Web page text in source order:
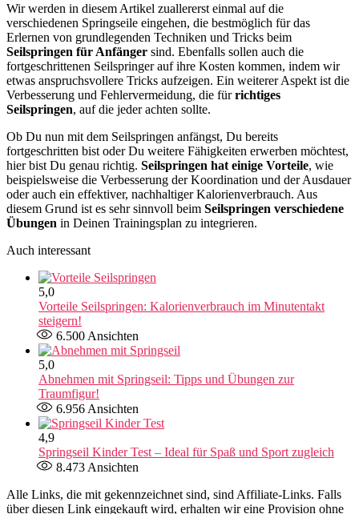
Wir werden in diesem Artikel zuallererst einmal auf die
verschiedenen Springseile eingehen, die bestmöglich für das
Erlernen von grundlegenden Techniken und Tricks beim
Seilspringen für Anfänger sind. Ebenfalls sollen auch die
fortgeschrittenen Seilspringer auf ihre Kosten kommen, indem wir
etwas anspruchsvollere Tricks aufzeigen. Ein weiterer Aspekt ist die
Verbesserung und Fehlervermeidung, die fürrichtiges
Seilspringen, auf die jeder achten sollte.
Ob Du nun mit dem Seilspringen anfängst, Du bereits
fortgeschritten bist oder Du weitere Fähigkeiten erwerben möchtest,
hier bist Du genau richtig. Seilspringen hat einige Vorteile, wie
beispielsweise die Verbesserung der Koordination und der Ausdauer
oder auch ein effektiver, nachhaltiger Kalorienverbrauch. Aus
diesem Grund ist es sehr sinnvoll beim Seilspringen verschiedene
Übungen in Deinen Trainingsplan zu integrieren.
Auch interessant
5,0
Vorteile Seilspringen: Kalorienverbrauch im Minutentakt
steigern!
6.500 Ansichten
5,0
Abnehmen mit Springseil: Tipps und Übungen zur
Traumfigur!
6.956 Ansichten
4,9
Springseil Kinder Test – Ideal für Spaß und Sport zugleich
8.473 Ansichten
Alle Links, die mit gekennzeichnet sind, sind Affiliate-Links. Falls
über diesen Link eingekauft wird, erhalten wir eine Provision ohne